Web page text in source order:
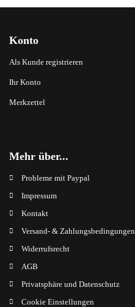
Konto
Als Kunde registrieren
Ihr Konto
Merkzettel
Mehr über...
Probleme mit Paypal
Impressum
Kontakt
Versand- & Zahlungsbedingungen
Widerrufsrecht
AGB
Privatsphäre und Datenschutz
Cookie Einstellungen